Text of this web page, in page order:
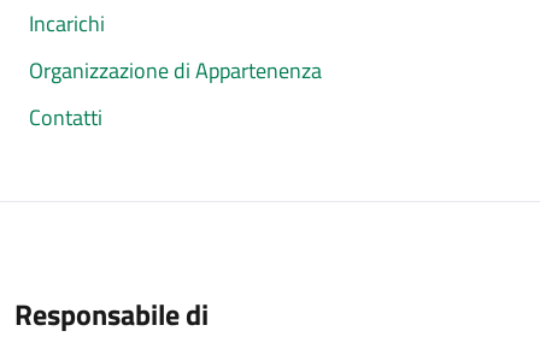
Incarichi
Organizzazione di Appartenenza
Contatti
Responsabile di